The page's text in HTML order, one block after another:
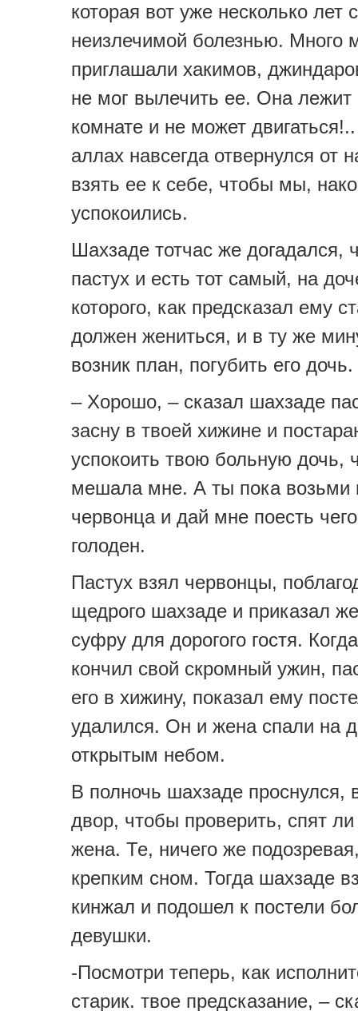
которая вот уже несколько лет
неизлечимой болезнью. Много
приглашали хакимов,
не мог вылечить ее. Она лежит
комнате и не может
аллах навсегда отвернулся от
взять ее к себе, чтобы мы,
успокоились.
Шахзаде тотчас же догадался,
пастух и есть тот самый, на
которого, как предсказал ему
должен жениться, и в ту же
возник план, погубить его дочь.
– Хорошо, – сказал шахзаде
засну в твоей хижине и
успокоить твою больную дочь,
мешала мне. А ты пока возьми
червонца и дай мне поесть
голоден.
Пастух взял червонцы,
щедрого шахзаде и приказал
суфру для дорогого гостя.
кончил свой скромный ужин,
его в хижину, показал ему
удалился. Он и жена спали на
открытым небом.
В полночь шахзаде проснулся,
двор, чтобы проверить, спят ли
жена. Те, ничего же
крепким сном. Тогда шахзаде
кинжал и подошел к постели
девушки.
-Посмотри теперь, как
старик. твое предсказание, –